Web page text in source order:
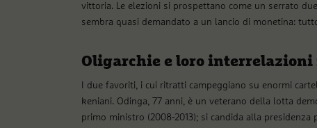
vittoria. Le elezioni si prospettano come un serrato
sembra quasi demandato a un lancio di monetina:
Oligarchie e loro interrelazioni
I due favoriti, i cui ritratti campeggiano su enormi
keniani. Odinga, 77 anni, è un veterano della lotta
primo ministro (2008-2013); si candida alla